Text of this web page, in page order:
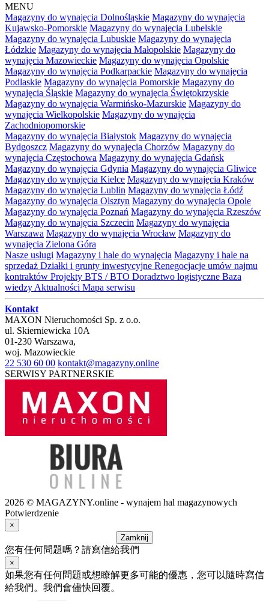
MENU
Magazyny do wynajęcia Dolnośląskie Magazyny do wynajęcia
Kujawsko-Pomorskie Magazyny do wynajęcia Lubelskie
Magazyny do wynajęcia Lubuskie Magazyny do wynajęcia
Łódzkie Magazyny do wynajęcia Małopolskie Magazyny do
wynajęcia Mazowieckie Magazyny do wynajęcia Opolskie
Magazyny do wynajęcia Podkarpackie Magazyny do wynajęcia
Podlaskie Magazyny do wynajęcia Pomorskie Magazyny do
wynajęcia Śląskie Magazyny do wynajęcia Świętokrzyskie
Magazyny do wynajęcia Warmińsko-Mazurskie Magazyny do
wynajęcia Wielkopolskie Magazyny do wynajęcia
Zachodniopomorskie
Magazyny do wynajęcia Białystok Magazyny do wynajęcia
Bydgoszcz Magazyny do wynajęcia Chorzów Magazyny do
wynajęcia Częstochowa Magazyny do wynajęcia Gdańsk
Magazyny do wynajęcia Gdynia Magazyny do wynajęcia Gliwice
Magazyny do wynajęcia Kielce Magazyny do wynajęcia Kraków
Magazyny do wynajęcia Lublin Magazyny do wynajęcia Łódź
Magazyny do wynajęcia Olsztyn Magazyny do wynajęcia Opole
Magazyny do wynajęcia Poznań Magazyny do wynajęcia Rzeszów
Magazyny do wynajęcia Szczecin Magazyny do wynajęcia
Warszawa Magazyny do wynajęcia Wrocław Magazyny do
wynajęcia Zielona Góra
Nasze usługi Magazyny i hale do wynajęcia Magazyny i hale na
sprzedaż Działki i grunty inwestycyjne Renegocjacje umów najmu
kontraktów Projekty BTS / BTO Doradztwo logistyczne Baza
wiedzy Aktualności Mapa serwisu
Kontakt
MAXON Nieruchomości Sp. z o.o.
ul. Skierniewicka 10A
01-230 Warszawa,
woj. Mazowieckie
22 530 60 00 kontakt@magazyny.online
SERWISY PARTNERSKIE
2026 © MAGAZYNY.online - wynajem hal magazynowych
Potwierdzenie
×
Zamknij
您有任何問題嗎？請寫信給我們
×
如果您有任何問題或想瞭解更多可能的優惠，您可以隨時寫信
給我們。我們會儘快回覆。